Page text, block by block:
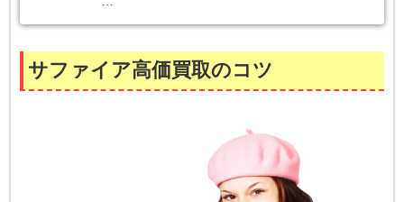
サファイア高価買取のコツ